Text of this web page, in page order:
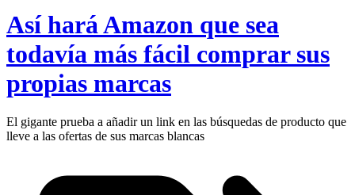
Así hará Amazon que sea
todavía más fácil comprar sus
propias marcas
El gigante prueba a añadir un link en las búsquedas de producto que
lleve a las ofertas de sus marcas blancas